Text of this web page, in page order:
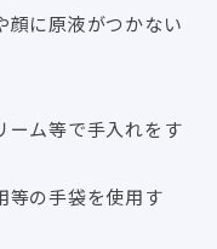
顔に原液がつかない
ーム等で手入れをす
等の手袋を使用す